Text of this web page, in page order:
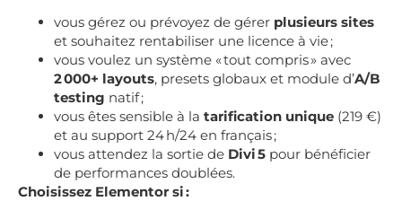
vous gérez ou prévoyez de gérer plusieurs sites
et souhaitez rentabiliser une licence à vie ;
vous voulez un système « tout compris » avec
2 000+ layouts, presets globaux et module d’A/B
testing natif ;
vous êtes sensible à la tarification unique (219 €)
et au support 24 h/24 en français ;
vous attendez la sortie de Divi 5 pour bénéficier
de performances doublées.
Choisissez Elementor si :